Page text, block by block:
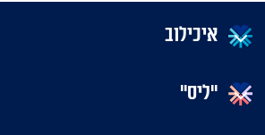
איכילוב
"ליס"